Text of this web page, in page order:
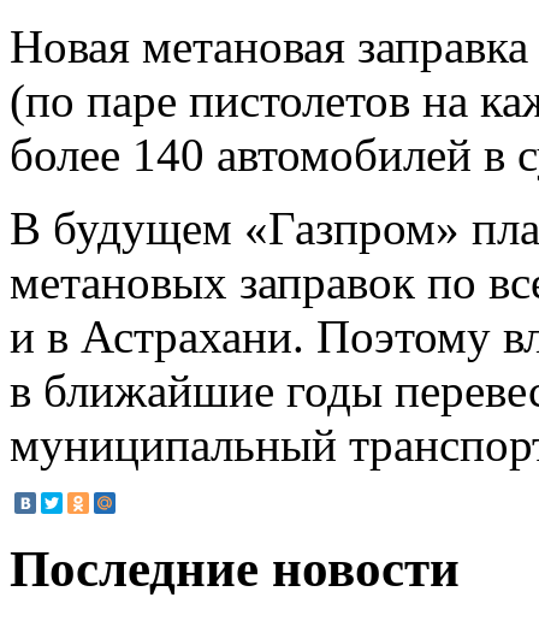
Новая метановая
(по паре пистолетов на
более 140 автомобилей в
В будущем «Газпром»
метановых заправок по
и в Астрахани. Поэтому
в ближайшие годы
муниципальный
Последние новости